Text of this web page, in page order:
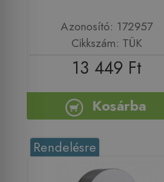
Azonosító: 172957
Cikkszám: TÜK
13 449 Ft
Kosárba
Rendelésre